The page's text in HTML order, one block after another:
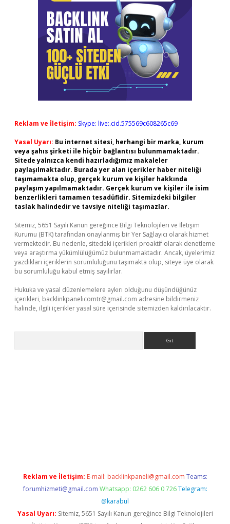
Reklam ve İletişim: Skype: live:.cid.575569c608265c69
Yasal Uyarı: Bu internet sitesi, herhangi bir marka, kurum
veya şahıs şirketi ile hiçbir bağlantısı bulunmamaktadır.
Sitede yalnızca kendi hazırladığımız makaleler
paylaşılmaktadır. Burada yer alan içerikler haber niteliği
taşımamakta olup, gerçek kurum ve kişiler hakkında
paylaşım yapılmamaktadır. Gerçek kurum ve kişiler ile isim
benzerlikleri tamamen tesadüfidir. Sitemizdeki bilgiler
taslak halindedir ve tavsiye niteliği taşımazlar.
Sitemiz, 5651 Sayılı Kanun gereğince Bilgi Teknolojileri ve İletişim
Kurumu (BTK) tarafından onaylanmış bir Yer Sağlayıcı olarak hizmet
vermektedir. Bu nedenle, sitedeki içerikleri proaktif olarak denetleme
veya araştırma yükümlülüğümüz bulunmamaktadır. Ancak, üyelerimiz
yazdıkları içeriklerin sorumluluğunu taşımakta olup, siteye üye olarak
bu sorumluluğu kabul etmiş sayılırlar.
Hukuka ve yasal düzenlemelere aykırı olduğunu düşündüğünüz
içerikleri, backlinkpanelicomtr@gmail.com adresine bildirmeniz
halinde, ilgili içerikler yasal süre içerisinde sitemizden kaldırılacaktır.
Reklam ve İletişim: E-mail: backlinkpaneli@gmail.com Teams:
forumhizmeti@gmail.com Whatsapp: 0262 606 0 726 Telegram:
@karabul
Yasal Uyarı: Sitemiz, 5651 Sayılı Kanun gereğince Bilgi Teknolojileri